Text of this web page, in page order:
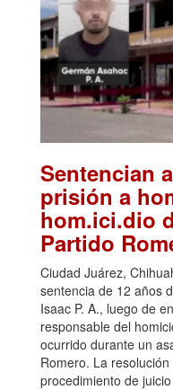
Sentencian
prisión a
hom.ici.dio
Partido
Ciudad Juárez,
sentencia de 12 años
Isaac P. A., luego de
responsable del
ocurrido durante un
Romero. La
procedimiento de